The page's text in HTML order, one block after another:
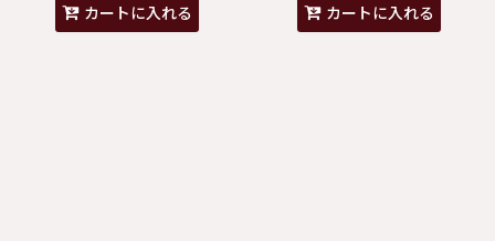
カートに入れる カートに入れる